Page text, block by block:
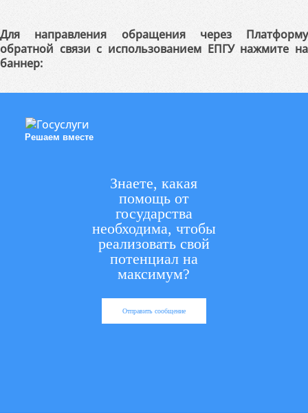
Для направления обращения через Платформу
обратной связи с использованием ЕПГУ нажмите на
баннер:
Решаем вместе
Знаете, какая
помощь от
государства
необходима, чтобы
реализовать свой
потенциал на
максимум?
Отправить сообщение